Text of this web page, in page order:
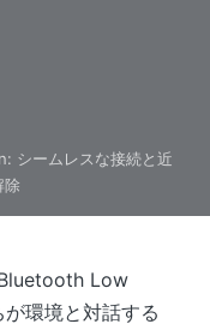
シームレスな接続と近
除
Low
環境と対話する